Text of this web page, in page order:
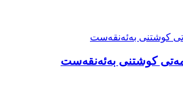
کوشتنی بەئەنقەست